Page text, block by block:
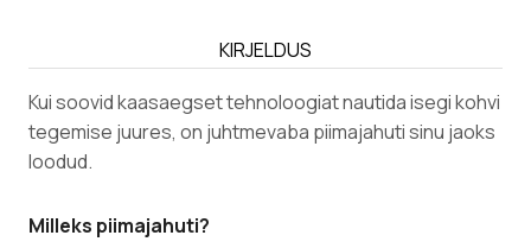
KIRJELDUS
Kui soovid kaasaegset tehnoloogiat nautida isegi kohvi
tegemise juures, on juhtmevaba piimajahuti sinu jaoks
loodud.
Milleks piimajahuti?